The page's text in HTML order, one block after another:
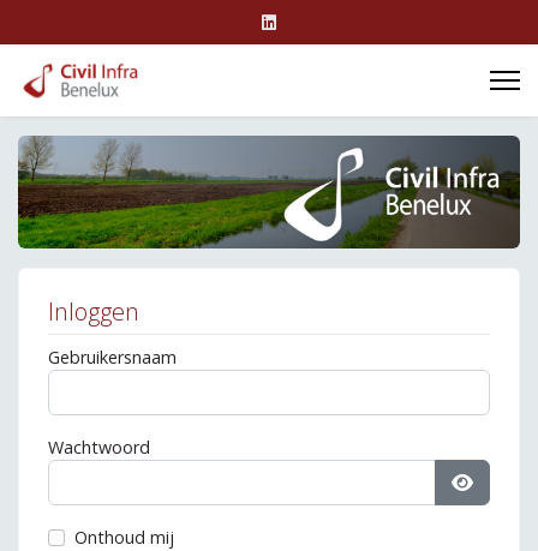
Inloggen
Gebruikersnaam
Wachtwoord
Toon
Onthoud mij